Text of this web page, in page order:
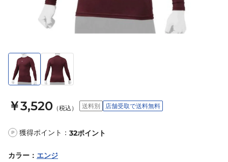
￥3,520 （税込） 送料別 店舗受取で送料無料
P 獲得ポイント： 32ポイント
カラー ： エンジ